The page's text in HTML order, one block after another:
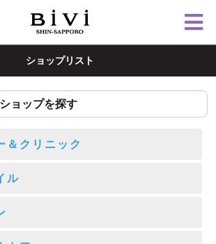
ショップリスト
ョップを探す
＆クリニック
ル